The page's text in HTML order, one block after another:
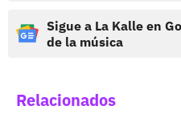
Sigue a La Kalle en
de la música
Relacionados